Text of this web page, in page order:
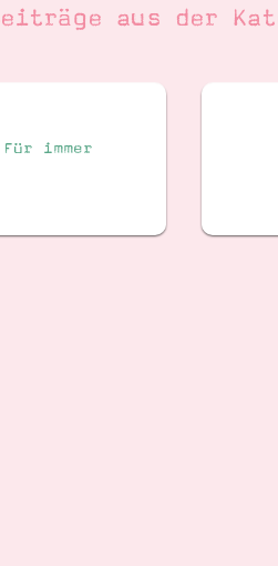
aus der
immer